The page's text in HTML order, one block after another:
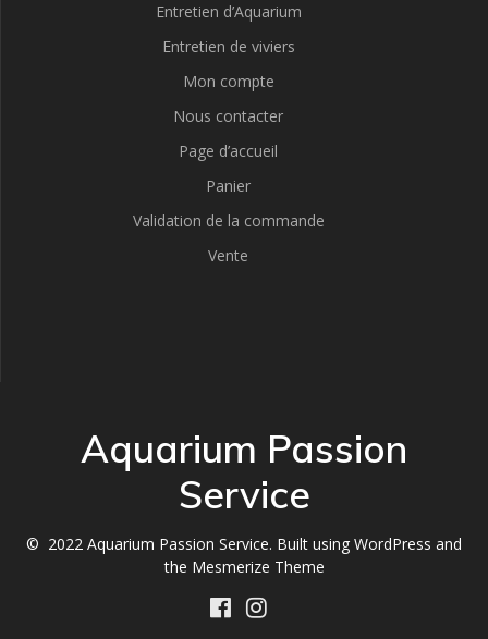
Entretien d’Aquarium
Entretien de viviers
Mon compte
Nous contacter
Page d’accueil
Panier
Validation de la commande
Vente
Aquarium Passion
Service
© 2022 Aquarium Passion Service. Built using WordPress and
the Mesmerize Theme